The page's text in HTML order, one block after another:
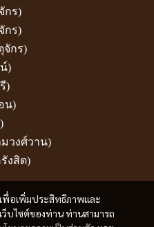
พื่อเพิ่มประสิทธิภาพและ
บไซต์ของท่าน ท่านสามารถ
กร)
กร)
จักร)
)
)
น)
วงศ์วาน)
งสิต)